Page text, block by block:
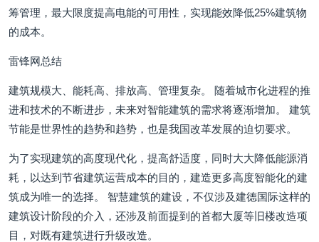
筹管理，最大限度提高电能的可用性，实现能效降低25%建筑物
的成本。
雷锋网总结
建筑规模大、能耗高、排放高、管理复杂。 随着城市化进程的推
进和技术的不断进步，未来对智能建筑的需求将逐渐增加。 建筑
节能是世界性的趋势和趋势，也是我国改革发展的迫切要求。
为了实现建筑的高度现代化，提高舒适度，同时大大降低能源消
耗，以达到节省建筑运营成本的目的，建造更多高度智能化的建
筑成为唯一的选择。 智慧建筑的建设，不仅涉及建德国际这样的
建筑设计阶段的介入，还涉及前面提到的首都大厦等旧楼改造项
目，对既有建筑进行升级改造。